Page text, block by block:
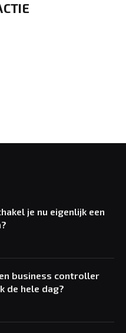
je nu eigenlijk een
business controller
de hele dag?